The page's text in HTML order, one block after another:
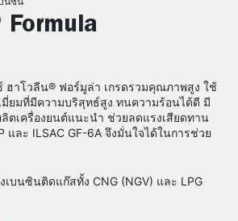
นซิน
Formula
ฮาโวลีน® ฟอร์มูล่า เกรดรวมคุณภาพสูง ใช้
ยมที่มีความบริสุทธ์สูง ทนความร้อนได้ดี มี
ตเครื่องยนต์แนะนำ ช่วยลดแรงเสียดทาน
และ ILSAC GF-6A จึงมั่นใจได้ในการช่วย
เบนซินติดแก๊สทั้ง CNG (NGV) และ LPG